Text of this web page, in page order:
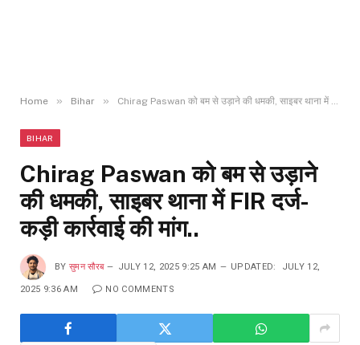
Home » Bihar » Chirag Paswan को बम से उड़ाने की धमकी, साइबर थाना में FIR दर्ज- कड़ी कार्रवाई की मांग..
BIHAR
Chirag Paswan को बम से उड़ाने
की धमकी, साइबर थाना में FIR दर्ज-
कड़ी कार्रवाई की मांग..
BY सुमन सौरब JULY 12, 2025 9:25 AM UPDATED: JULY 12,
2025 9:36 AM NO COMMENTS